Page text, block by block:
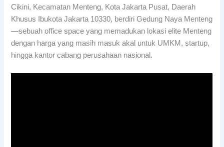
Cikini, Kecamatan Menteng, Kota Jakarta Pusat, Daerah
Khusus Ibukota Jakarta 10330, berdiri Gedung Naya Menteng
—sebuah office space yang memadukan lokasi elite Menteng
dengan harga yang masih masuk akal untuk UMKM, startup,
hingga kantor cabang perusahaan nasional.